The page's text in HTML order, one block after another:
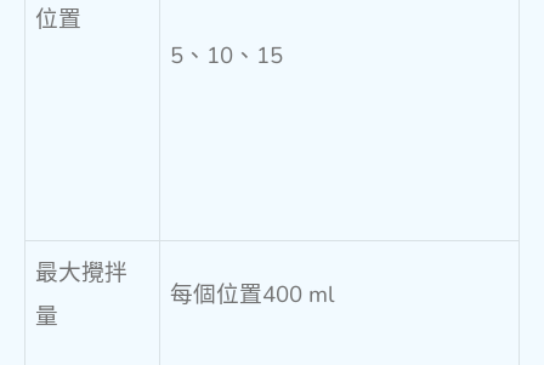
位置
5、10、15
最大攪拌
量
每個位置400 ml